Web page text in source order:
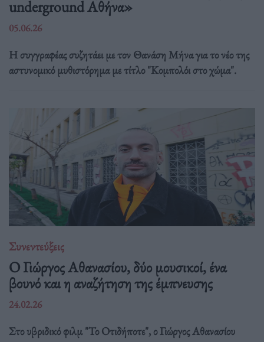
underground Αθήνα»
05.06.26
Η συγγραφέας συζητάει με τον Θανάση Μήνα για το νέο της
αστυνομικό μυθιστόρημα με τίτλο "Κομπολόι στο χώμα".
Συνεντεύξεις
Ο Γιώργος Αθανασίου, δύο μουσικοί, ένα
βουνό και η αναζήτηση της έμπνευσης
24.02.26
Στο υβριδικό φιλμ "Το Οτιδήποτε", ο Γιώργος Αθανασίου